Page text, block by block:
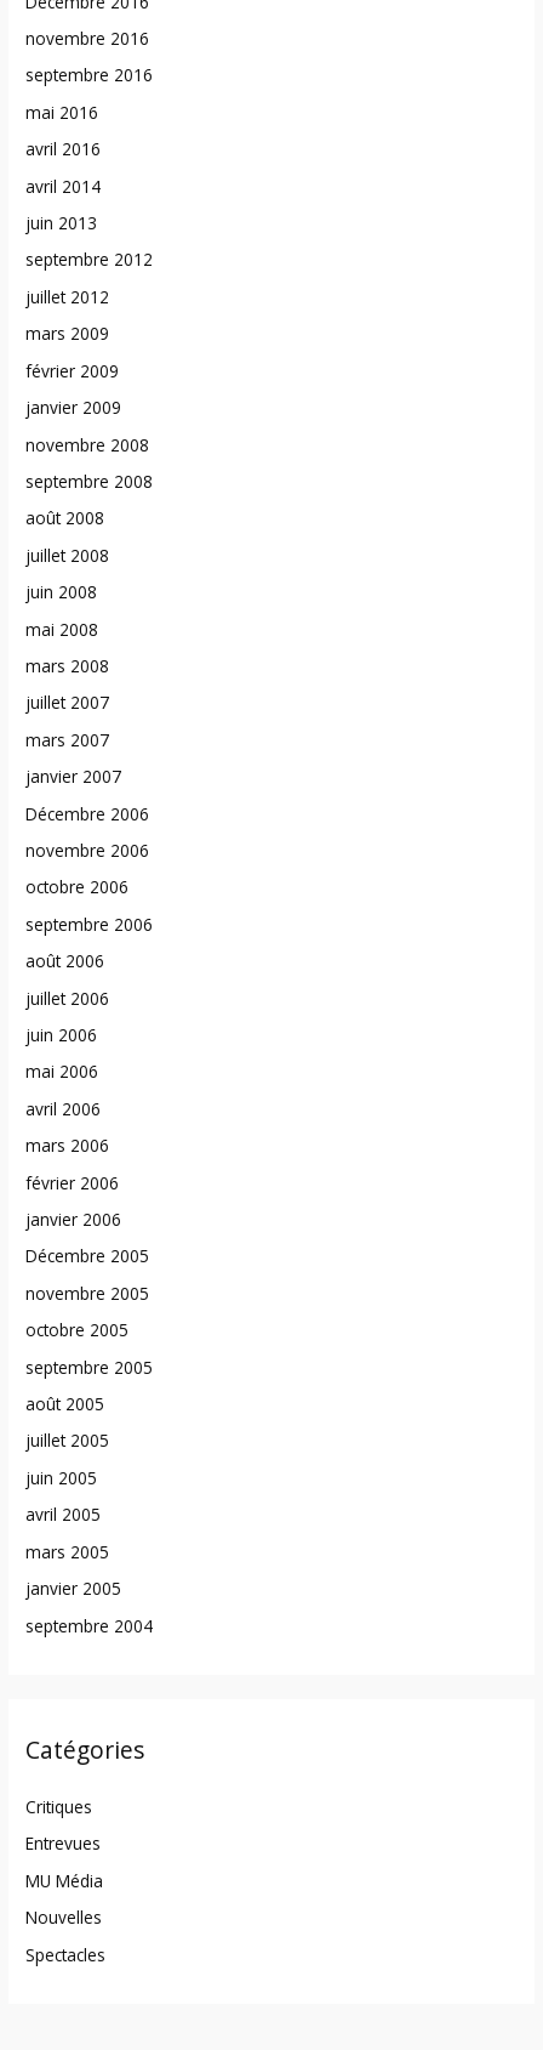
novembre 2016
septembre 2016
mai 2016
avril 2016
avril 2014
juin 2013
septembre 2012
juillet 2012
mars 2009
février 2009
janvier 2009
novembre 2008
septembre 2008
août 2008
juillet 2008
juin 2008
mai 2008
mars 2008
juillet 2007
mars 2007
janvier 2007
Décembre 2006
novembre 2006
octobre 2006
septembre 2006
août 2006
juillet 2006
juin 2006
mai 2006
avril 2006
mars 2006
février 2006
janvier 2006
Décembre 2005
novembre 2005
octobre 2005
septembre 2005
août 2005
juillet 2005
juin 2005
avril 2005
mars 2005
janvier 2005
septembre 2004
Catégories
Critiques
Entrevues
MU Média
Nouvelles
Spectacles